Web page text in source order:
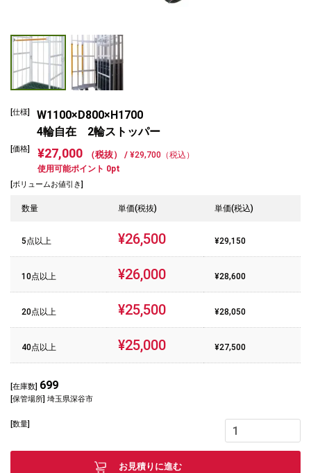
[仕様]
W1100×D800×H1700
4輪自在 2輪ストッパー
[価格] ¥27,000 （税抜） / ¥29,700（税込）
使用可能ポイント 0pt
[ボリュームお値引き]
数量 単価(税抜) 単価(税込)
5点以上 ¥26,500 ¥29,150
10点以上 ¥26,000 ¥28,600
20点以上 ¥25,500 ¥28,050
40点以上 ¥25,000 ¥27,500
[在庫数] 699
[保管場所] 埼玉県深谷市
[数量]
お見積りに進む